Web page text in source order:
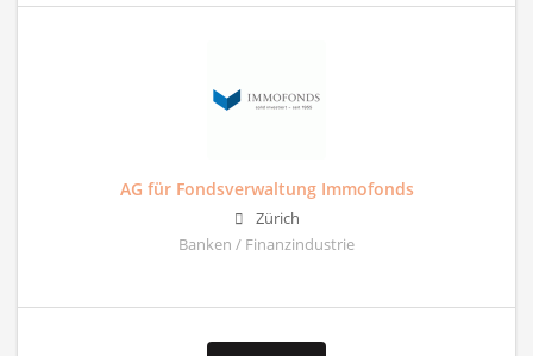
AG für Fondsverwaltung Immofonds
Zürich
Banken / Finanzindustrie